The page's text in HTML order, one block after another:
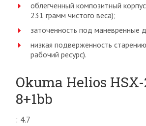
облегченный композитный
231 грамм чистого веса);
заточенность под маневренные
низкая подверженность
рабочий ресурс).
Okuma Helios HSX-
8+1bb
: 4.7